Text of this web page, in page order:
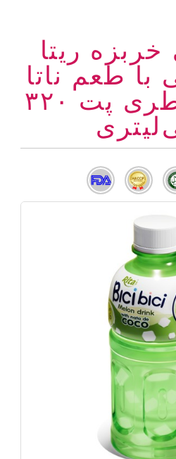
ریتا
با طعم ناتا
د کوکو، بطری پت ۳۲۰